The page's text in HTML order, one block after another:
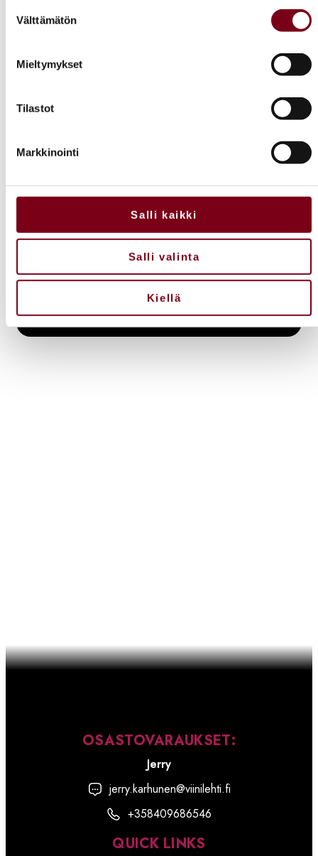
valinta
Välttämätön
Mieltymykset
Tilastot
Markkinointi
Salli kaikki
Salli valinta
Kiellä
sijaitsee Helsingin Messukeskuksessa Helsingin
Kirjamessujen vieressä.
Eteläinen sisäänkäynti
Messuaukio 1, 00520 Helsinki
VIINILEHTI
LUE LISÄÄ
OSASTOVARAUKSET:
Jerry
jerry.karhunen@viinilehti.fi
+358409686546
QUICK LINKS